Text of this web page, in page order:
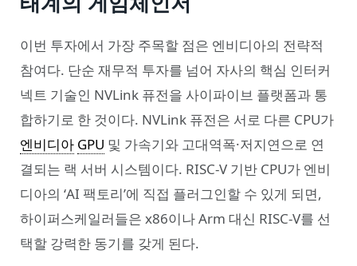
이번 투자에서 가장 주목할 점은 엔비디아의 전략적
참여다. 단순 재무적 투자를 넘어 자사의 핵심 인터커
넥트 기술인 NVLink 퓨전을 사이파이브 플랫폼과 통
합하기로 한 것이다. NVLink 퓨전은 서로 다른 CPU가
엔비디아 GPU 및 가속기와 고대역폭·저지연으로 연
결되는 랙 서버 시스템이다. RISC-V 기반 CPU가 엔비
디아의 ‘AI 팩토리’에 직접 플러그인할 수 있게 되면,
하이퍼스케일러들은 x86이나 Arm 대신 RISC-V를 선
택할 강력한 동기를 갖게 된다.